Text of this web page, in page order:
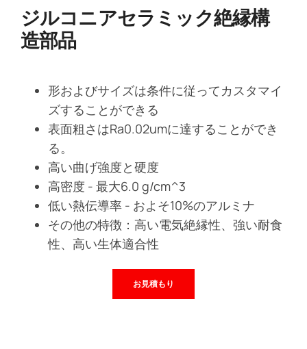
ジルコニアセラミック絶縁構
造部品
形およびサイズは条件に従ってカスタマイ
ズすることができる
表面粗さはRa0.02umに達することができ
る。
高い曲げ強度と硬度
高密度 - 最大6.0 g/cm^3
低い熱伝導率 - およそ10%のアルミナ
その他の特徴：高い電気絶縁性、強い耐食
性、高い生体適合性
お見積もり